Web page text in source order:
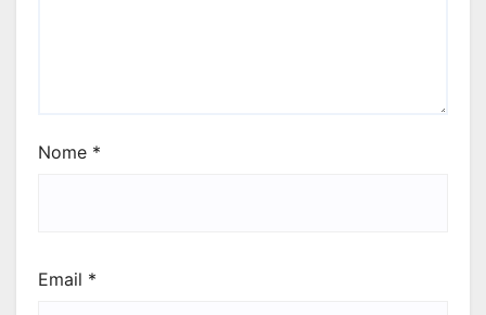
Nome *
Email *